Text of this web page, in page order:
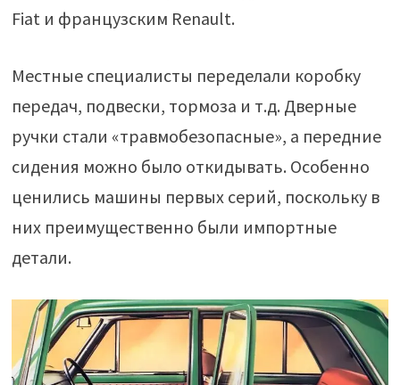
Fiat и французским Renault.
Местные специалисты переделали коробку
передач, подвески, тормоза и т.д. Дверные
ручки стали «травмобезопасные», а передние
сидения можно было откидывать. Особенно
ценились машины первых серий, поскольку в
них преимущественно были импортные
детали.